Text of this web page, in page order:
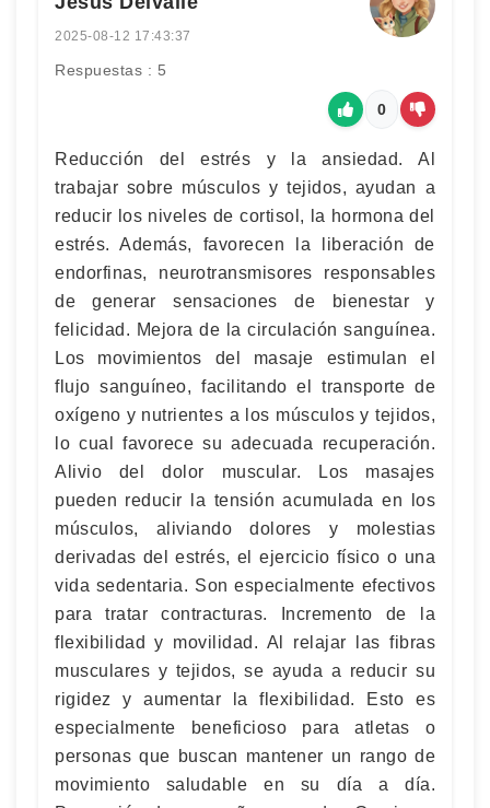
2025-08-12 17:43:37
Respuestas : 5
0
Reducción del estrés y la ansiedad. Al
trabajar sobre músculos y tejidos, ayudan a
reducir los niveles de cortisol, la hormona del
estrés. Además, favorecen la liberación de
endorfinas, neurotransmisores responsables
de generar sensaciones de bienestar y
felicidad. Mejora de la circulación sanguínea.
Los movimientos del masaje estimulan el
flujo sanguíneo, facilitando el transporte de
oxígeno y nutrientes a los músculos y tejidos,
lo cual favorece su adecuada recuperación.
Alivio del dolor muscular. Los masajes
pueden reducir la tensión acumulada en los
músculos, aliviando dolores y molestias
derivadas del estrés, el ejercicio físico o una
vida sedentaria. Son especialmente efectivos
para tratar contracturas. Incremento de la
flexibilidad y movilidad. Al relajar las fibras
musculares y tejidos, se ayuda a reducir su
rigidez y aumentar la flexibilidad. Esto es
especialmente beneficioso para atletas o
personas que buscan mantener un rango de
movimiento saludable en su día a día.